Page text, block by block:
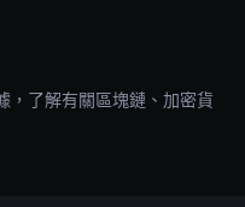
，了解有關區塊鏈、加密貨